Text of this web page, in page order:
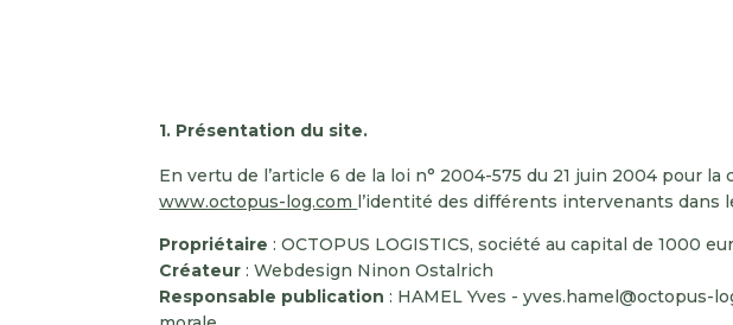
1. Présentation du site.
En vertu de l’article 6 de la loi n° 2004-575 du 21 juin 2004 pour
www.octopus-log.com l’identité des différents intervenants dans
Propriétaire : OCTOPUS LOGISTICS, société au capital de 1000
Créateur : Webdesign Ninon Ostalrich
Responsable publication: HAMEL Yves ­-